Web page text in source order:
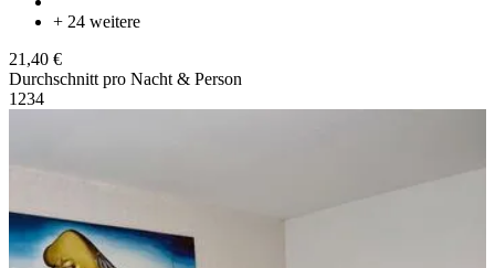
+ 24 weitere
21,40 €
Durchschnitt pro Nacht & Person
1 234